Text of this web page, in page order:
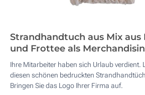
Strandhandtuch aus Mix
und Frottee als
Ihre Mitarbeiter haben sich Urlaub verdient.
diesen schönen bedruckten
Bringen Sie das Logo Ihrer Firma auf.